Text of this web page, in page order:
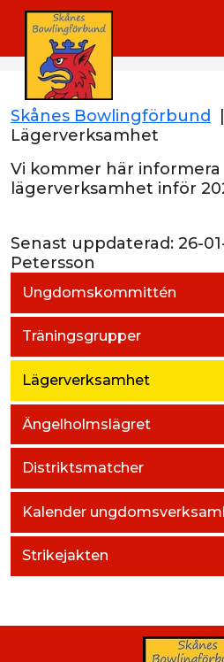
Ungdomskommittén
Träningsgrupper
Lägerverksamhet
Ängelholmslägret
Distriktsmatcher
Kalender
Strikejakten
Skånes Bowlingförbund
Lägerverksamhet
Vi kommer här
lägerverksamhet inför
Senast uppdaterad: 26-
Petersson